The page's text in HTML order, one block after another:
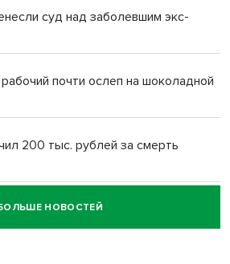
суд над заболевшим экс-
почти ослеп на шоколадной
200 тыс. рублей за смерть
водителя за смерть
НОВОСТЕЙ